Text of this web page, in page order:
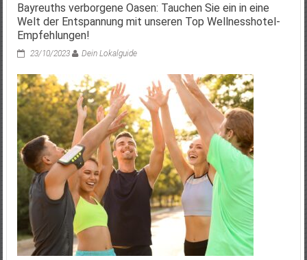
Bayreuths verborgene Oasen: Tauchen Sie ein in eine
Welt der Entspannung mit unseren Top Wellnesshotel-
Empfehlungen!
23/10/2023 Dein Lokalguide